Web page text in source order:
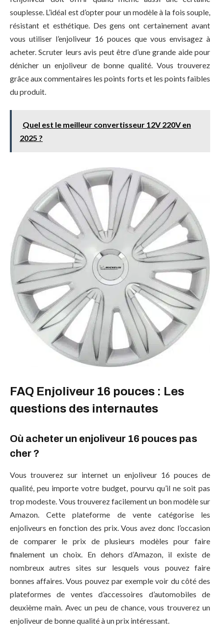
souplesse. L’idéal est d’opter pour un modèle à la fois souple,
résistant et esthétique. Des gens ont certainement avant
vous utiliser l’enjoliveur 16 pouces que vous envisagez à
acheter. Scruter leurs avis peut être d’une grande aide pour
dénicher un enjoliveur de bonne qualité. Vous trouverez
grâce aux commentaires les points forts et les points faibles
du produit.
Quel est le meilleur convertisseur 12V 220V en
2025 ?
FAQ Enjoliveur 16 pouces : Les
questions des internautes
Où acheter un enjoliveur 16 pouces pas
cher ?
Vous trouverez sur internet un enjoliveur 16 pouces de
qualité, peu importe votre budget, pourvu qu’il ne soit pas
trop modeste. Vous trouverez facilement un bon modèle sur
Amazon. Cette plateforme de vente catégorise les
enjoliveurs en fonction des prix. Vous avez donc l’occasion
de comparer le prix de plusieurs modèles pour faire
finalement un choix. En dehors d’Amazon, il existe de
nombreux autres sites sur lesquels vous pouvez faire
bonnes affaires. Vous pouvez par exemple voir du côté des
plateformes de ventes d’accessoires d’automobiles de
deuxième main. Avec un peu de chance, vous trouverez un
enjoliveur de bonne qualité à un prix intéressant.